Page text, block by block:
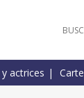
actrices